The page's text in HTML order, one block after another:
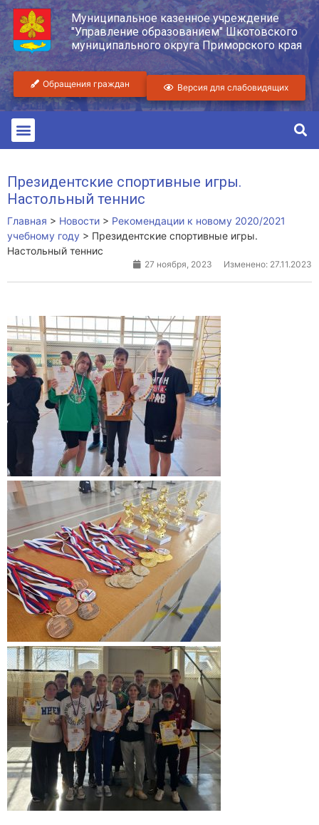
Муниципальное казенное учреждение
"Управление образованием" Шкотовского
муниципального округа Приморского края
Обращения граждан Версия для слабовидящих
Президентские спортивные игры.
Настольный теннис
Главная > Новости > Рекомендации к новому 2020/2021
учебному году > Президентские спортивные игры.
Настольный теннис
27 ноября, 2023 Изменено: 27.11.2023